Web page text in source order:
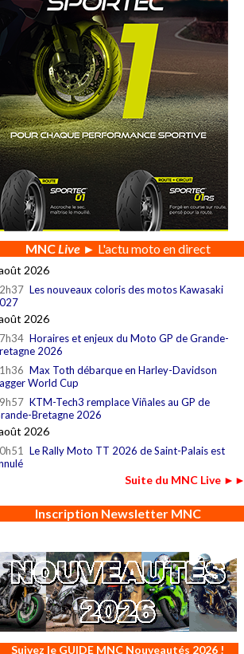
MNCLive► L'actu moto en direct
2026
Les nouveaux coloris des motos Kawasaki
2026
Horaires et enjeux du Moto GP de Grande-
2026
Max Toth débarque en Harley-Davidson
World Cup
KTM-Tech3 remplace Viñales au GP de
Bretagne 2026
2026
Le Rally Moto TT 2026 de Saint-Palais est
Suite du MNC Live ►►
Inscription Newsletter MNC
Suivez le GUIDE MNC Nouveautés 2026 !